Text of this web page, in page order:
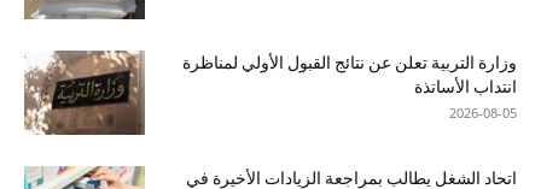
وزارة التربية تعلن عن نتائج القبول الأولي لمناظرة
انتداب الأساتذة
2026-08-05
اتحاد الشغل يطالب بمراجعة الزيادات الأخيرة في